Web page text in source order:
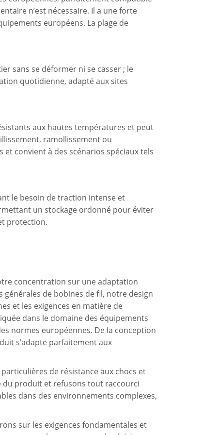
n’est nécessaire. Il a une forte
européens. La plage de
sans se déformer ni se casser ; le
quotidienne, adapté aux sites
aux hautes températures et peut
ramollissement ou
convient à des scénarios spéciaux tels
le besoin de traction intense et
un stockage ordonné pour éviter
protection.
concentration sur une adaptation
de bobines de fil, notre design
et les exigences en matière de
dans le domaine des équipements
normes européennes. De la conception
s'adapte parfaitement aux
de résistance aux chocs et
du produit et refusons tout raccourci
dans des environnements complexes,
sur les exigences fondamentales et